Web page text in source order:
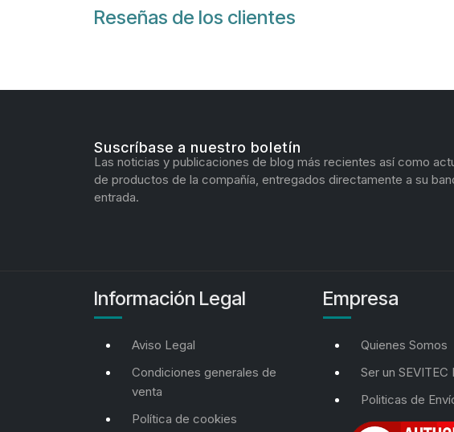
Reseñas de los clientes
Suscríbase a nuestro boletín
Las noticias y publicaciones de blog más recientes así como
de productos de la compañía, entregados directamente a su
entrada.
Información Legal
Aviso Legal
Condiciones generales de
venta
Política de cookies
Empresa
Quienes Somos
Ser un SEVITEC
Politicas de